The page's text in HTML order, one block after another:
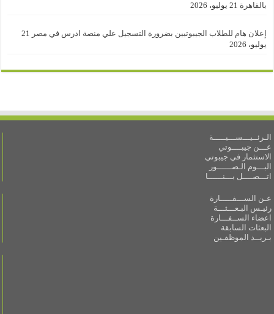
بالقاهرة 21 يوليو، 2026
إعلان هام للطلاب الجيبوتيين بضرورة التسجيل علي منصة ادرس في مصر 21
يوليو، 2026
الـرئــيـــســـيـــــة
عـــن جيبــــوتي
الاستثمار في جيبوتي
البـــوم الـصــــــور
اتـــصــــل بـــنــــــا
عـن الســـفـــــارة
رئيـس البـعـــثـــة
اعضاء الســفـــارة
البعثات السابقة
بـريــد الموظفـين